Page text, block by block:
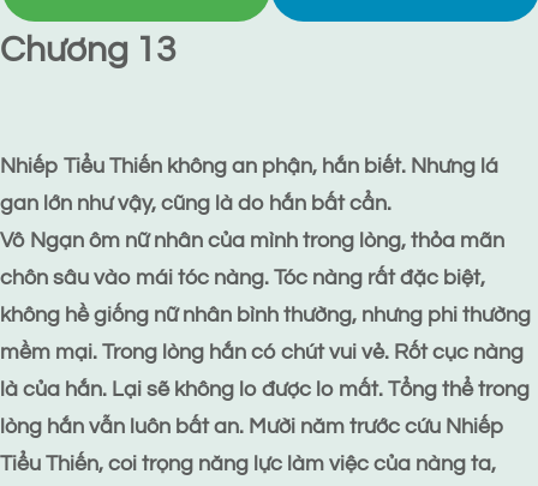
Chương 13
Nhiếp Tiểu Thiến không an phận, hắn biết. Nhưng lá
gan lớn như vậy, cũng là do hắn bất cẩn.
Vô Ngạn ôm nữ nhân của mình trong lòng, thỏa mãn
chôn sâu vào mái tóc nàng. Tóc nàng rất đặc biệt,
không hề giống nữ nhân bình thường, nhưng phi thường
mềm mại. Trong lòng hắn có chút vui vẻ. Rốt cục nàng
là của hắn. Lại sẽ không lo được lo mất. Tổng thể trong
lòng hắn vẫn luôn bất an. Mười năm trước cứu Nhiếp
Tiểu Thiến, coi trọng năng lực làm việc của nàng ta,